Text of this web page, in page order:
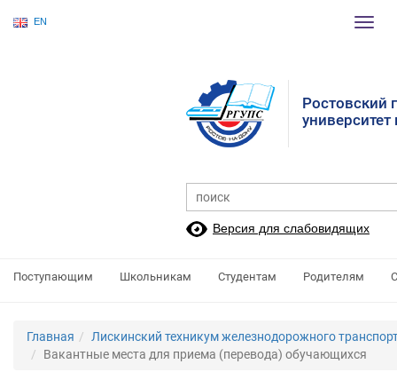
EN
Ростовский
Версия для слабовидящих
Поступающим Школьникам Студентам Родителям
Главная
Лискинский техникум железнодорожного
Вакантные места для приема (перевода) обучающихся